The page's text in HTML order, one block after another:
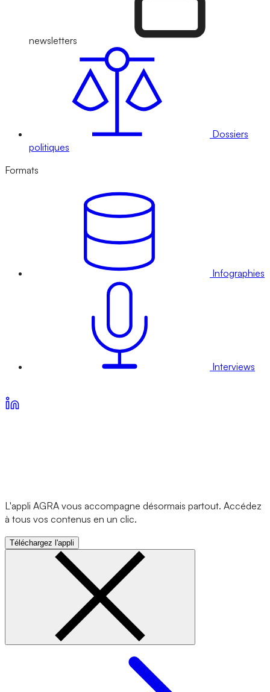
newsletters
Dossiers
politiques
Formats
Infographies
Interviews
L'appli AGRA vous accompagne désormais partout. Accédez
à tous vos contenus en un clic.
Téléchargez l'appli